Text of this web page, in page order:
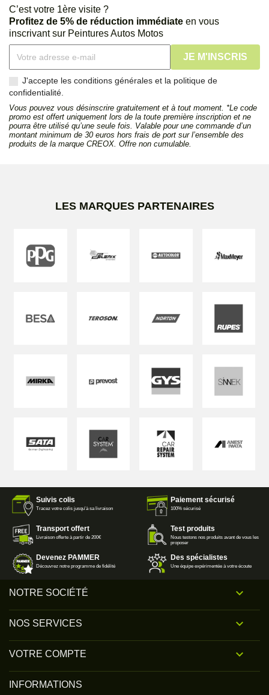
C’est votre 1ère visite ?
Profitez de 5% de réduction immédiate en vous
inscrivant sur Peintures Autos Motos
J'accepte les conditions générales et la politique de
confidentialité.
Vous pouvez vous désinscrire gratuitement et à tout moment. *Le code
promo est offert uniquement lors de la toute première inscription et ne
pourra être utilisé qu’une seule fois. Valable pour une commande d’un
montant minimum de 30 euros hors frais de port sur l’ensemble des
produits de la marque CREOX. Offre non cumulable.
LES MARQUES PARTENAIRES
Suivis colis
Tracez votre colis jusqu'à sa livraison
Paiement sécurisé
100% sécurisé
Transport offert
Livraison offerte à partir de 200€
Test produits
Nous testons nos produits avant de vous les
proposer
Devenez PAMMER
Découvrez notre programme de fidélité
Des spécialistes
Une équipe expérimentée à votre écoute
NOTRE SOCIÉTÉ 
NOS SERVICES 
VOTRE COMPTE 
INFORMATIONS